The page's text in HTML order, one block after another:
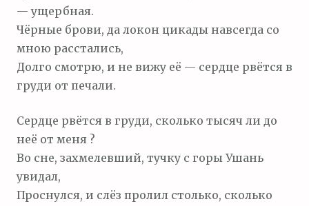
— ущербная.
Чёрные брови, да локон цикады навсегда со
мною расстались,
Долго смотрю, и не вижу её — сердце рвётся в
груди от печали.
Сердце рвётся в груди, сколько тысяч ли до
неё от меня ?
Во сне, захмелевший, тучку с горы Ушань
увидал,
Проснулся, и слёз пролил столько, сколько